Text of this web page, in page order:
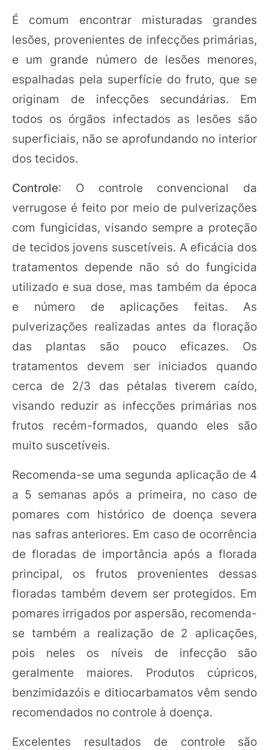
É comum encontrar misturadas grandes
lesões, provenientes de infecções primárias,
e um grande número de lesões menores,
espalhadas pela superfície do fruto, que se
originam de infecções secundárias. Em
todos os órgãos infectados as lesões são
superficiais, não se aprofundando no interior
dos tecidos.
Controle: O controle convencional da
verrugose é feito por meio de pulverizações
com fungicidas, visando sempre a proteção
de tecidos jovens suscetíveis. A eficácia dos
tratamentos depende não só do fungicida
utilizado e sua dose, mas também da época
e número de aplicações feitas. As
pulverizações realizadas antes da floração
das plantas são pouco eficazes. Os
tratamentos devem ser iniciados quando
cerca de 2/3 das pétalas tiverem caído,
visando reduzir as infecções primárias nos
frutos recém-formados, quando eles são
muito suscetíveis.
Recomenda-se uma segunda aplicação de 4
a 5 semanas após a primeira, no caso de
pomares com histórico de doença severa
nas safras anteriores. Em caso de ocorrência
de floradas de importância após a florada
principal, os frutos provenientes dessas
floradas também devem ser protegidos. Em
pomares irrigados por aspersão, recomenda-
se também a realização de 2 aplicações,
pois neles os níveis de infecção são
geralmente maiores. Produtos cúpricos,
benzimidazóis e ditiocarbamatos vêm sendo
recomendados no controle à doença.
Excelentes resultados de controle são